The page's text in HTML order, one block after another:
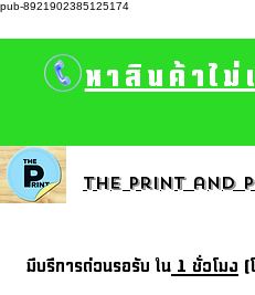
pub-8921902385125174
หาสินค้าไ
The print and
มีบรีการด่วนรอรับ ใน 1 ชั่วโมง (